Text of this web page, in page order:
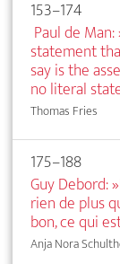
153–174
Paul de
statement
say is the
no literal
Thomas Fries
175–188
Guy Debord:
rien de plus
bon, ce qui
Anja Nora